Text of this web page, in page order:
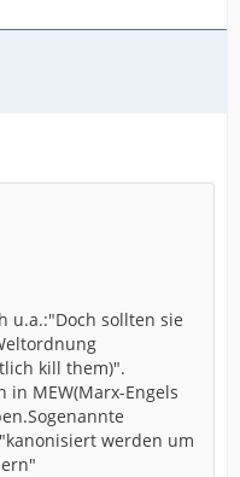
u.a.:"Doch sollten sie
kill them)".
MEW(Marx-Engels
werden um